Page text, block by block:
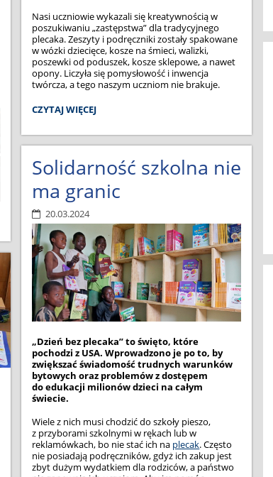
Nasi uczniowie wykazali się kreatywnością w
poszukiwaniu „zastępstwa” dla tradycyjnego
plecaka. Zeszyty i podręczniki zostały spakowane
w wózki dziecięce, kosze na śmieci, walizki,
poszewki od poduszek, kosze sklepowe, a nawet
opony. Liczyła się pomysłowość i inwencja
twórcza, a tego naszym uczniom nie brakuje.
DZIEŃ
PYTANIA
DLA
KLASY
IVB:
CZYTAJ WIĘCEJ
Solidarność szkolna nie
ma granic
20.03.2024
„Dzień bez plecaka” to święto, które
pochodzi z USA. Wprowadzono je po to, by
zwiększać świadomość trudnych warunków
bytowych oraz problemów z dostępem
do edukacji milionów dzieci na całym
świecie.
Wiele z nich musi chodzić do szkoły pieszo,
z przyborami szkolnymi w rękach lub w
reklamówkach, bo nie stać ich na plecak. Często
nie posiadają podręczników, gdyż ich zakup jest
zbyt dużym wydatkiem dla rodziców, a państwo